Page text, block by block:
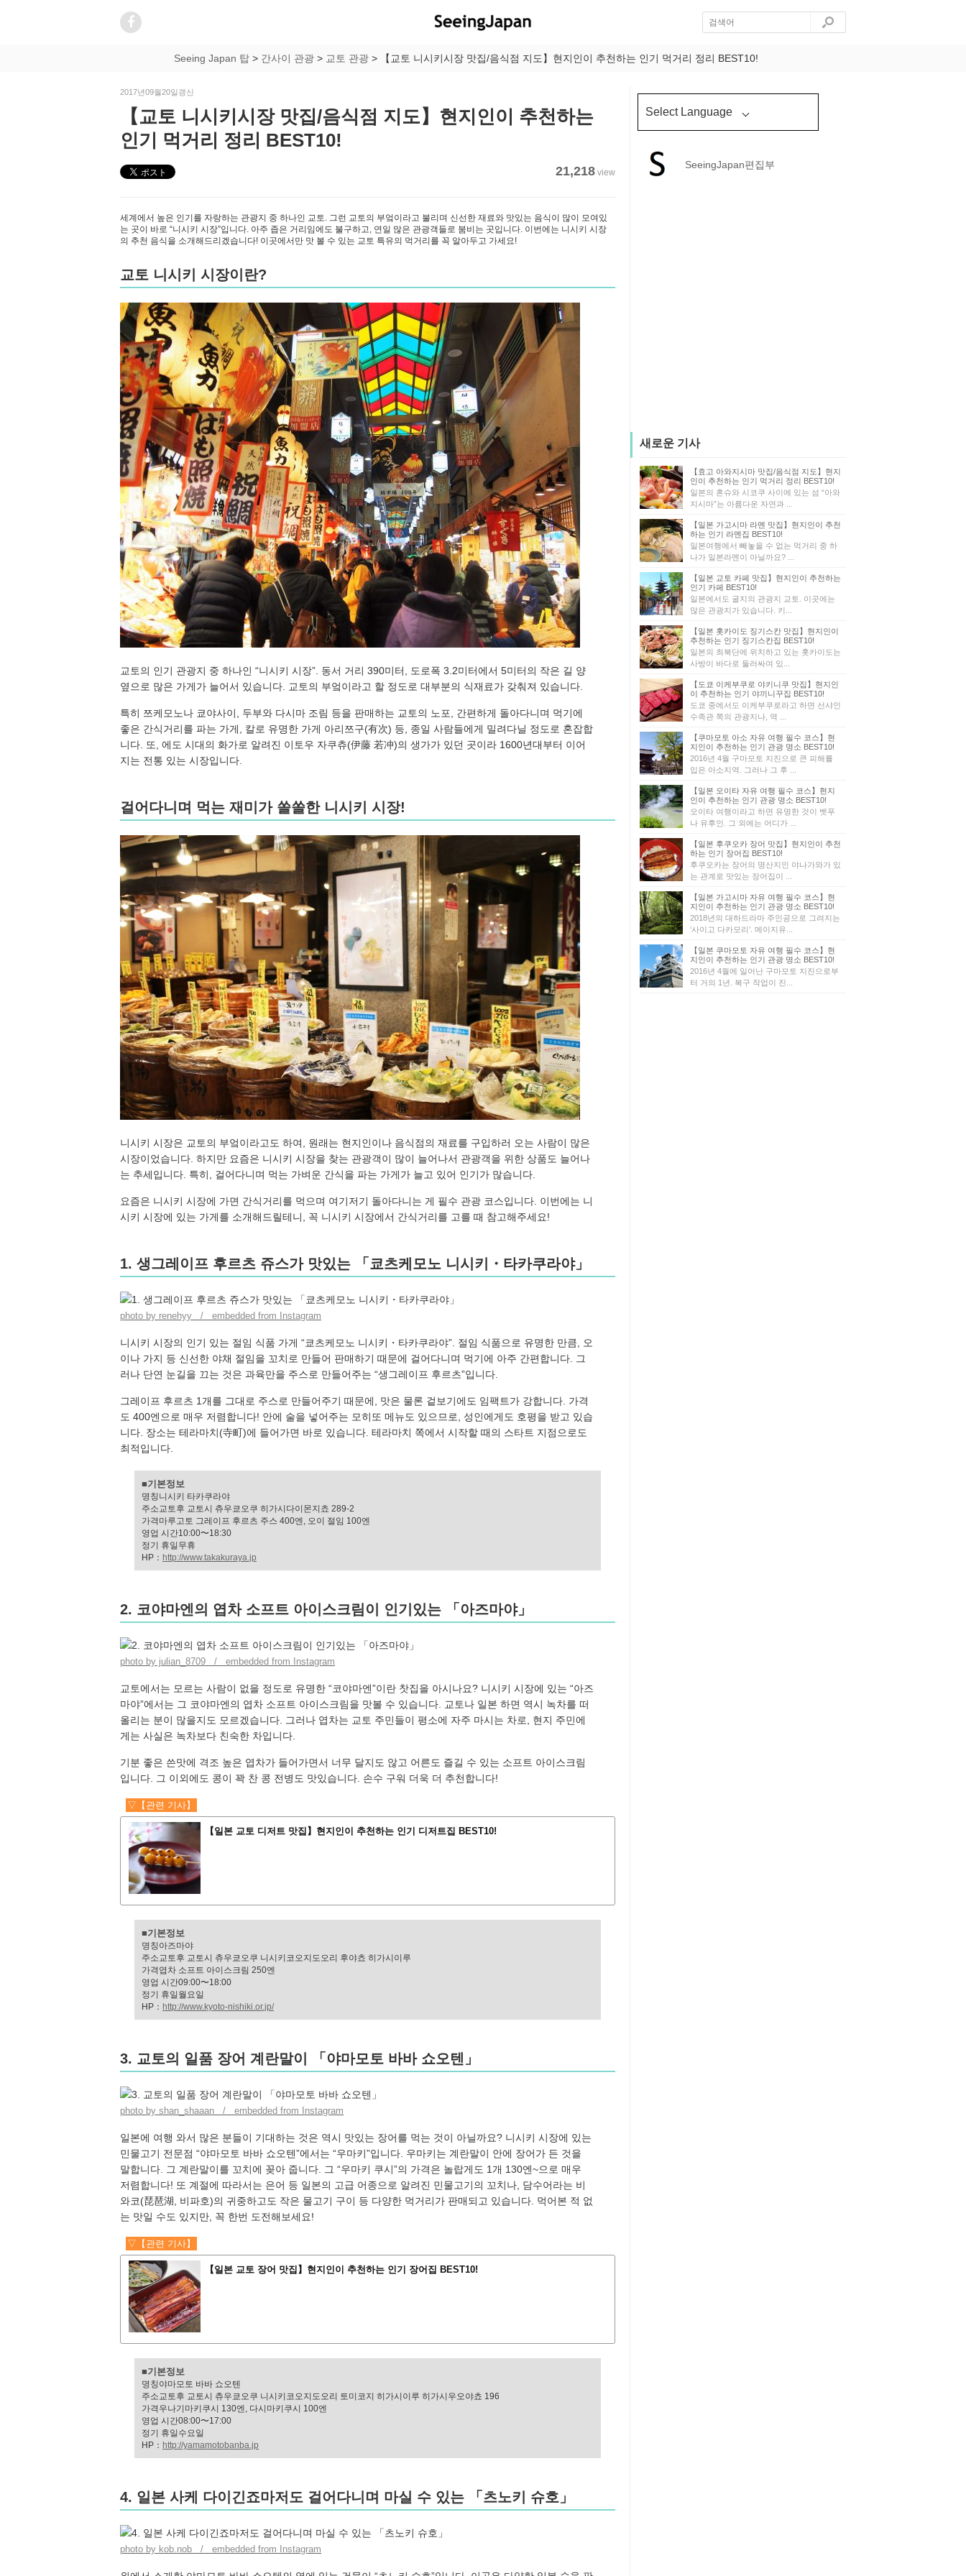
Seeing Japan 탑> 간사이 관광> 교토 관광> 【교토 니시키시장 맛집/음식점 지도】현지인이 추천하는 인기 먹거리 정리 BEST10!
2017년09월20일갱신
【교토 니시키시장 맛집/음식점 지도】현지인이 추천하는
인기 먹거리 정리 BEST10!
21,218 view
세계에서 높은 인기를 자랑하는 관광지 중 하나인 교토. 그런 교토의 부엌이라고 불리며 신선한 재료와 맛있는 음식이 많이 모여있
는 곳이 바로 “니시키 시장”입니다. 아주 좁은 거리임에도 불구하고, 연일 많은 관광객들로 붐비는 곳입니다. 이번에는 니시키 시장
의 추천 음식을 소개해드리겠습니다! 이곳에서만 맛 볼 수 있는 교토 특유의 먹거리를 꼭 알아두고 가세요!
교토 니시키 시장이란?
교토의 인기 관광지 중 하나인 “니시키 시장”. 동서 거리 390미터, 도로폭 3.2미터에서 5미터의 작은 길 양
옆으로 많은 가게가 늘어서 있습니다. 교토의 부엌이라고 할 정도로 대부분의 식재료가 갖춰져 있습니다.
특히 쯔케모노나 쿄야사이, 두부와 다시마 조림 등을 판매하는 교토의 노포, 간편하게 돌아다니며 먹기에
좋은 간식거리를 파는 가게, 칼로 유명한 가게 아리쯔구(有次) 등, 종일 사람들에게 밀려다닐 정도로 혼잡합
니다. 또, 에도 시대의 화가로 알려진 이토우 자쿠츄(伊藤 若冲)의 생가가 있던 곳이라 1600년대부터 이어
지는 전통 있는 시장입니다.
걸어다니며 먹는 재미가 쏠쏠한 니시키 시장!
니시키 시장은 교토의 부엌이라고도 하여, 원래는 현지인이나 음식점의 재료를 구입하러 오는 사람이 많은
시장이었습니다. 하지만 요즘은 니시키 시장을 찾는 관광객이 많이 늘어나서 관광객을 위한 상품도 늘어나
는 추세입니다. 특히, 걸어다니며 먹는 가벼운 간식을 파는 가게가 늘고 있어 인기가 많습니다.
요즘은 니시키 시장에 가면 간식거리를 먹으며 여기저기 돌아다니는 게 필수 관광 코스입니다. 이번에는 니
시키 시장에 있는 가게를 소개해드릴테니, 꼭 니시키 시장에서 간식거리를 고를 때 참고해주세요!
1. 생그레이프 후르츠 쥬스가 맛있는 「쿄츠케모노 니시키・타카쿠라야」
photo by renehyy / embedded from Instagram
니시키 시장의 인기 있는 절임 식품 가게 “쿄츠케모노 니시키・타카쿠라야”. 절임 식품으로 유명한 만큼, 오
이나 가지 등 신선한 야채 절임을 꼬치로 만들어 판매하기 때문에 걸어다니며 먹기에 아주 간편합니다. 그
러나 단연 눈길을 끄는 것은 과육만을 주스로 만들어주는 “생그레이프 후르츠”입니다.
그레이프 후르츠 1개를 그대로 주스로 만들어주기 때문에, 맛은 물론 겉보기에도 임팩트가 강합니다. 가격
도 400엔으로 매우 저렴합니다! 안에 술을 넣어주는 모히또 메뉴도 있으므로, 성인에게도 호평을 받고 있습
니다. 장소는 테라마치(寺町)에 들어가면 바로 있습니다. 테라마치 쪽에서 시작할 때의 스타트 지점으로도
최적입니다.
■기본정보
명칭니시키 타카쿠라야
주소교토후 교토시 츄우쿄오쿠 히가시다이몬지쵸 289-2
가격마루고토 그레이프 후르츠 주스 400엔, 오이 절임 100엔
영업 시간10:00〜18:30
정기 휴일무휴
HP： http://www.takakuraya.jp
2. 코야마엔의 엽차 소프트 아이스크림이 인기있는 「아즈마야」
photo by julian_8709 / embedded from Instagram
교토에서는 모르는 사람이 없을 정도로 유명한 “코야마엔”이란 찻집을 아시나요? 니시키 시장에 있는 “아즈
마야”에서는 그 코야마엔의 엽차 소프트 아이스크림을 맛볼 수 있습니다. 교토나 일본 하면 역시 녹차를 떠
올리는 분이 많을지도 모르겠습니다. 그러나 엽차는 교토 주민들이 평소에 자주 마시는 차로, 현지 주민에
게는 사실은 녹차보다 친숙한 차입니다.
기분 좋은 쓴맛에 격조 높은 엽차가 들어가면서 너무 달지도 않고 어른도 즐길 수 있는 소프트 아이스크림
입니다. 그 이외에도 콩이 꽉 찬 콩 전병도 맛있습니다. 손수 구워 더욱 더 추천합니다!
▽【관련 기사】
【일본 교토 디저트 맛집】현지인이 추천하는 인기 디저트집 BEST10!
■기본정보
명칭아즈마야
주소교토후 교토시 츄우쿄오쿠 니시키코오지도오리 후야쵸 히가시이루
가격엽차 소프트 아이스크림 250엔
영업 시간09:00〜18:00
정기 휴일월요일
HP： http://www.kyoto-nishiki.or.jp/
3. 교토의 일품 장어 계란말이 「야마모토 바바 쇼오텐」
photo by shan_shaaan / embedded from Instagram
일본에 여행 와서 많은 분들이 기대하는 것은 역시 맛있는 장어를 먹는 것이 아닐까요? 니시키 시장에 있는
민물고기 전문점 “야마모토 바바 쇼오텐”에서는 “우마키”입니다. 우마키는 계란말이 안에 장어가 든 것을
말합니다. 그 계란말이를 꼬치에 꽂아 줍니다. 그 “우마키 쿠시”의 가격은 놀랍게도 1개 130엔~으로 매우
저렴합니다! 또 계절에 따라서는 은어 등 일본의 고급 어종으로 알려진 민물고기의 꼬치나, 담수어라는 비
와코(琵琶湖, 비파호)의 귀중하고도 작은 물고기 구이 등 다양한 먹거리가 판매되고 있습니다. 먹어본 적 없
는 맛일 수도 있지만, 꼭 한번 도전해보세요!
▽【관련 기사】
【일본 교토 장어 맛집】현지인이 추천하는 인기 장어집 BEST10!
■기본정보
명칭야마모토 바바 쇼오텐
주소교토후 교토시 츄우쿄오쿠 니시키코오지도오리 토미코지 히가시이루 히가시우오야쵸 196
가격우나기마키쿠시 130엔, 다시마키쿠시 100엔
영업 시간08:00〜17:00
정기 휴일수요일
HP： http://yamamotobanba.jp
4. 일본 사케 다이긴죠마저도 걸어다니며 마실 수 있는 「츠노키 슈호」
photo by kob.nob / embedded from Instagram
Select Language
SeeingJapan편집부
새로운 기사
【효고 아와지시마 맛집/음식점 지도】현지
인이 추천하는 인기 먹거리 정리 BEST10!
일본의 혼슈와 시코쿠 사이에 있는 섬 “아와
지시마”는 아름다운 자연과 ...
【일본 가고시마 라멘 맛집】현지인이 추천
하는 인기 라멘집 BEST10!
일본여행에서 빼놓을 수 없는 먹거리 중 하
나가 일본라멘이 아닐까요? ...
【일본 교토 카페 맛집】현지인이 추천하는
인기 카페 BEST10!
일본에서도 굴지의 관광지 교토. 이곳에는
많은 관광지가 있습니다. 키...
【일본 홋카이도 징기스칸 맛집】현지인이
추천하는 인기 징기스칸집 BEST10!
일본의 최북단에 위치하고 있는 홋카이도는
사방이 바다로 둘러싸여 있...
【도쿄 이케부쿠로 야키니쿠 맛집】현지인
이 추천하는 인기 야끼니꾸집 BEST10!
도쿄 중에서도 이케부쿠로라고 하면 선샤인
수족관 쪽의 관광지나, 역 ...
【쿠마모토 아소 자유 여행 필수 코스】현
지인이 추천하는 인기 관광 명소 BEST10!
2016년 4월 구마모토 지진으로 큰 피해를
입은 아소지역. 그러나 그 후 ...
【일본 오이타 자유 여행 필수 코스】현지
인이 추천하는 인기 관광 명소 BEST10!
오이타 여행이라고 하면 유명한 것이 벳푸
나 유후인. 그 외에는 어디가 ...
【일본 후쿠오카 장어 맛집】현지인이 추천
하는 인기 장어집 BEST10!
후쿠오카는 장어의 명산지인 야나가와가 있
는 관계로 맛있는 장어집이 ...
【일본 가고시마 자유 여행 필수 코스】현
지인이 추천하는 인기 관광 명소 BEST10!
2018년의 대하드라마 주인공으로 그려지는
‘사이고 다카모리’. 메이지유...
【일본 쿠마모토 자유 여행 필수 코스】현
지인이 추천하는 인기 관광 명소 BEST10!
2016년 4월에 일어난 구마모토 지진으로부
터 거의 1년. 복구 작업이 진...